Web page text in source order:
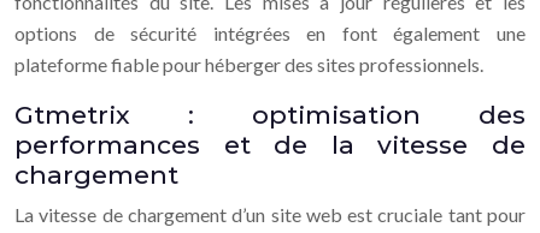
options de sécurité intégrées en font également une
plateforme fiable pour héberger des sites professionnels.
Gtmetrix : optimisation des
performances et de la vitesse de
chargement
La vitesse de chargement d’un site web est cruciale tant pour